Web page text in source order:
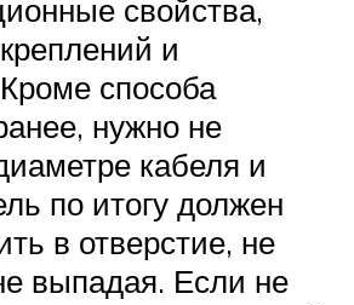
свойства,
и
способа
нужно не
кабеля и
по итогу должен
в отверстие, не
выпадая. Если не